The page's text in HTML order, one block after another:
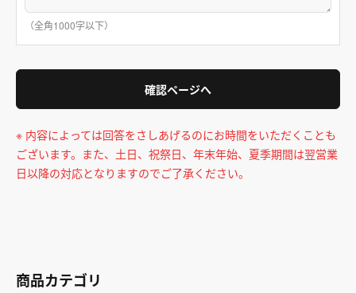
（全角1000字以下）
確認ページへ
※ 内容によっては回答をさしあげるのにお時間をいただくことも
ございます。また、土日、祝祭日、年末年始、夏季期間は翌営業
日以降の対応となりますのでご了承ください。
商品カテゴリ